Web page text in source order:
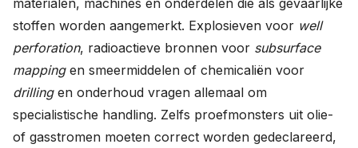
materialen, machines en onderdelen die als gevaarlijke
stoffen worden aangemerkt. Explosieven voor well
perforation, radioactieve bronnen voor subsurface
mappingen smeermiddelen of chemicaliën voor
drilling en onderhoud vragen allemaal om
specialistische handling. Zelfs proefmonsters uit olie-
of gasstromen moeten correct worden gedeclareerd,